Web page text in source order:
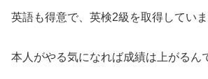
英語も得意で、英検2級を取得していま
本人がやる気になれば成績は上がるん